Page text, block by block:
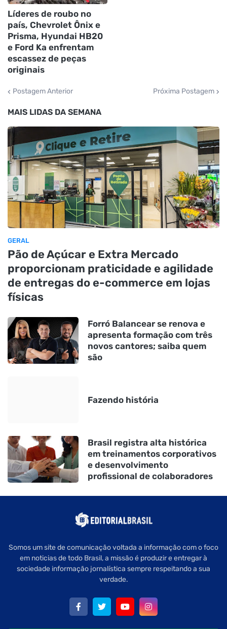
Líderes de roubo no
país, Chevrolet Ônix e
Prisma, Hyundai HB20
e Ford Ka enfrentam
escassez de peças
originais
Postagem Anterior Próxima Postagem
MAIS LIDAS DA SEMANA
GERAL
Pão de Açúcar e Extra Mercado
proporcionam praticidade e agilidade
de entregas do e-commerce em lojas
físicas
Forró Balancear se renova e
apresenta formação com três
novos cantores; saiba quem
são
Fazendo história
Brasil registra alta histórica
em treinamentos corporativos
e desenvolvimento
profissional de colaboradores
Somos um site de comunicação voltada a informação com o foco
em noticias de todo Brasil, a missão é produzir e entregar à
sociedade informação jornalística sempre respeitando a sua
verdade.